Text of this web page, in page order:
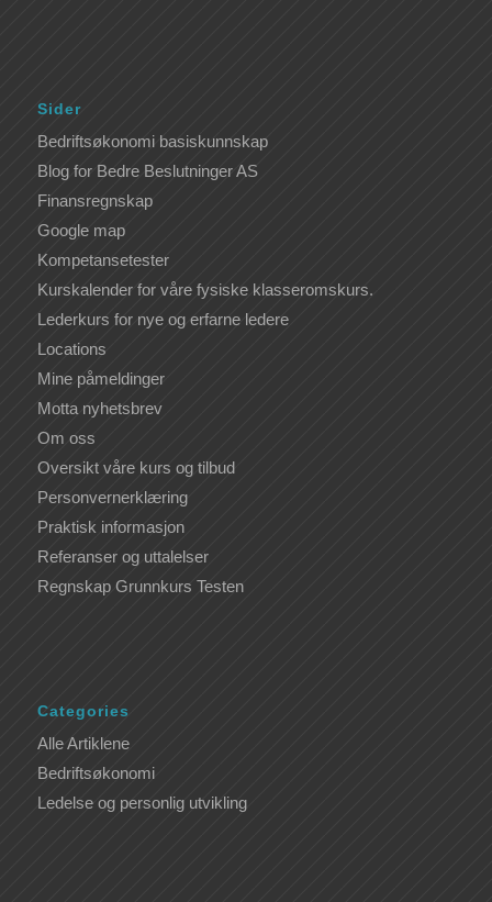
Sider
Bedriftsøkonomi basiskunnskap
Blog for Bedre Beslutninger AS
Finansregnskap
Google map
Kompetansetester
Kurskalender for våre fysiske klasseromskurs.
Lederkurs for nye og erfarne ledere
Locations
Mine påmeldinger
Motta nyhetsbrev
Om oss
Oversikt våre kurs og tilbud
Personvernerklæring
Praktisk informasjon
Referanser og uttalelser
Regnskap Grunnkurs Testen
Categories
Alle Artiklene
Bedriftsøkonomi
Ledelse og personlig utvikling